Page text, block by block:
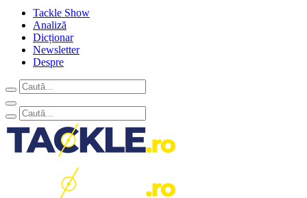
Tackle Show
Analiză
Dicționar
Newsletter
Despre